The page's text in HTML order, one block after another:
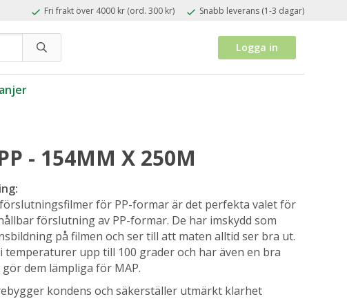
Fri frakt över 4000 kr (ord. 300 kr) Snabb leverans (1-3 dagar)
Logga in
- 154MM X 250M
för PP-formar är det perfekta valet för
förslutning av PP-formar. De har imskydd som
på filmen och ser till att maten alltid ser bra ut.
temperaturer upp till 100 grader och har även en bra
dem lämpliga för MAP.
kondens och säkerställer utmärkt klarhet